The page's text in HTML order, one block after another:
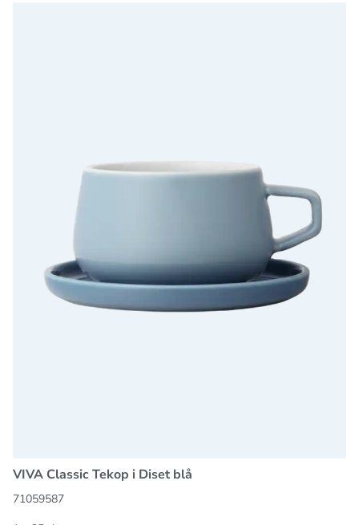
VIVA Classic Tekop i Diset blå
71059587